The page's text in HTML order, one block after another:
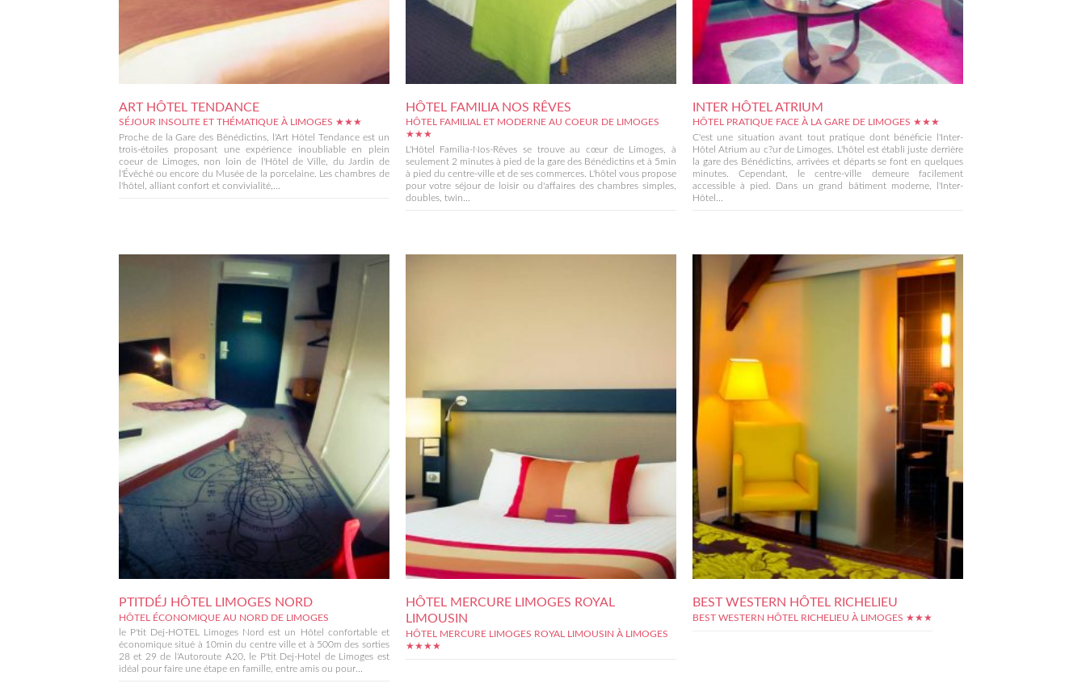
ART HÔTEL TENDANCE
SÉJOUR INSOLITE ET THÉMATIQUE À LIMOGES ★★★
Proche de la Gare des Bénédictins, l'Art Hôtel Tendance est un
trois-étoiles proposant une expérience inoubliable en plein
coeur de Limoges, non loin de l'Hôtel de Ville, du Jardin de
l'Évêché ou encore du Musée de la porcelaine. Les chambres de
l'hôtel, alliant confort et convivialité,...
HÔTEL FAMILIA NOS RÊVES
HÔTEL FAMILIAL ET MODERNE AU COEUR DE LIMOGES
★★★
L'Hôtel Familia-Nos-Rêves se trouve au cœur de Limoges, à
seulement 2 minutes à pied de la gare des Bénédictins et à 5min
à pied du centre-ville et de ses commerces. L'hôtel vous propose
pour votre séjour de loisir ou d'affaires des chambres simples,
doubles, twin...
INTER HÔTEL ATRIUM
HÔTEL PRATIQUE FACE À LA GARE DE LIMOGES ★★★
C'est une situation avant tout pratique dont bénéficie l'Inter-
Hôtel Atrium au c?ur de Limoges. L'hôtel est établi juste derrière
la gare des Bénédictins, arrivées et départs se font en quelques
minutes. Cependant, le centre-ville demeure facilement
accessible à pied. Dans un grand bâtiment moderne, l'Inter-
Hôtel...
PTITDÉJ HÔTEL LIMOGES NORD
HÔTEL ÉCONOMIQUE AU NORD DE LIMOGES
le P'tit Dej-HOTEL Limoges Nord est un Hôtel confortable et
économique situé à 10min du centre ville et à 500m des sorties
28 et 29 de l'Autoroute A20, le P'tit Dej-Hotel de Limoges est
idéal pour faire une étape en famille, entre amis ou pour...
HÔTEL MERCURE LIMOGES ROYAL
LIMOUSIN
HÔTEL MERCURE LIMOGES ROYAL LIMOUSIN À LIMOGES
★★★★
BEST WESTERN HÔTEL RICHELIEU
BEST WESTERN HÔTEL RICHELIEU À LIMOGES ★★★